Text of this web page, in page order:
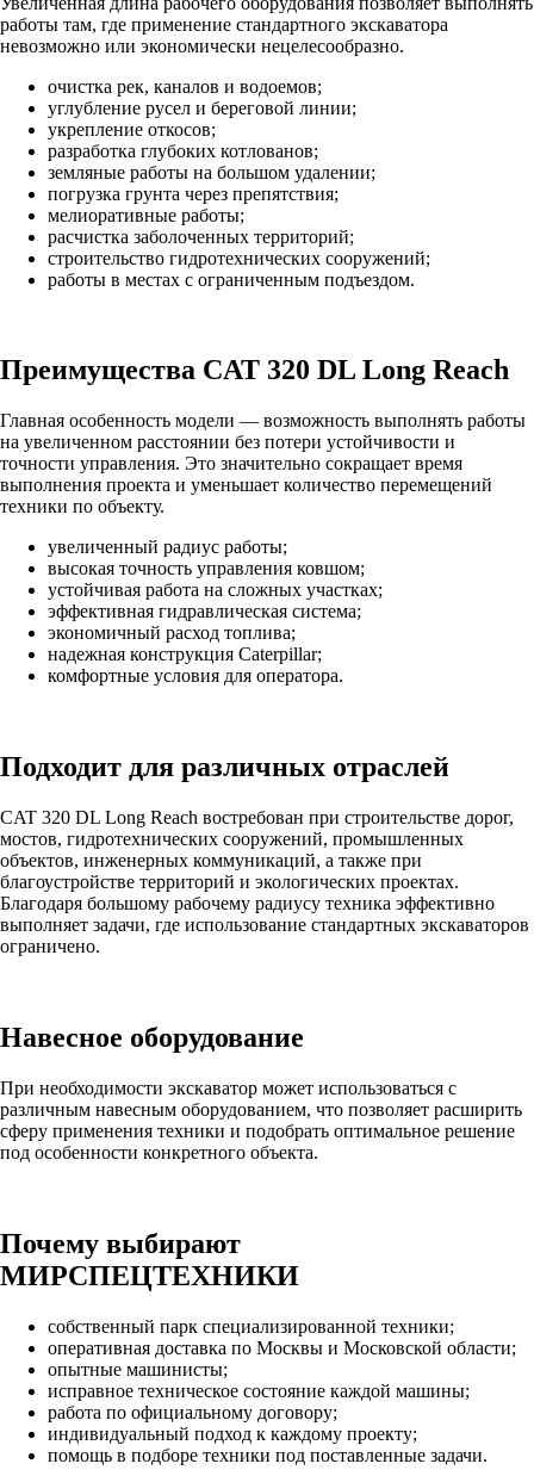
работы там, где применение стандартного экскаватора
невозможно или экономически нецелесообразно.
очистка рек, каналов и водоемов;
углубление русел и береговой линии;
укрепление откосов;
разработка глубоких котлованов;
земляные работы на большом удалении;
погрузка грунта через препятствия;
мелиоративные работы;
расчистка заболоченных территорий;
строительство гидротехнических сооружений;
работы в местах с ограниченным подъездом.
Преимущества CAT 320 DL Long Reach
Главная особенность модели — возможность выполнять работы
на увеличенном расстоянии без потери устойчивости и
точности управления. Это значительно сокращает время
выполнения проекта и уменьшает количество перемещений
техники по объекту.
увеличенный радиус работы;
высокая точность управления ковшом;
устойчивая работа на сложных участках;
эффективная гидравлическая система;
экономичный расход топлива;
надежная конструкция Caterpillar;
комфортные условия для оператора.
Подходит для различных отраслей
CAT 320 DL Long Reach востребован при строительстве дорог,
мостов, гидротехнических сооружений, промышленных
объектов, инженерных коммуникаций, а также при
благоустройстве территорий и экологических проектах.
Благодаря большому рабочему радиусу техника эффективно
выполняет задачи, где использование стандартных экскаваторов
ограничено.
Навесное оборудование
При необходимости экскаватор может использоваться с
различным навесным оборудованием, что позволяет расширить
сферу применения техники и подобрать оптимальное решение
под особенности конкретного объекта.
Почему выбирают
МИРСПЕЦТЕХНИКИ
собственный парк специализированной техники;
оперативная доставка по Москвы и Московской области;
опытные машинисты;
исправное техническое состояние каждой машины;
работа по официальному договору;
индивидуальный подход к каждому проекту;
помощь в подборе техники под поставленные задачи.